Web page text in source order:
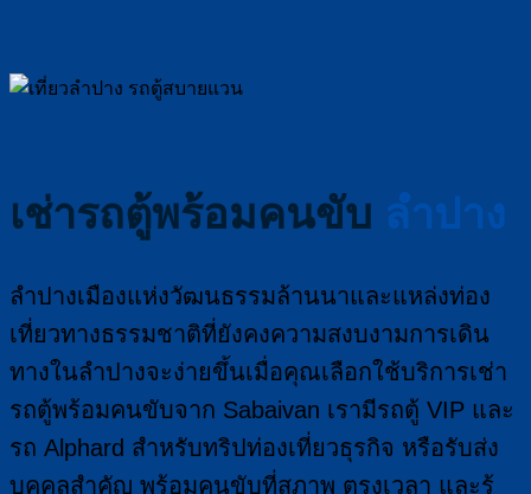
เช่ารถตู้พร้อมคนขับ ลำปาง
ลำปางเมืองแห่งวัฒนธรรมล้านนาและแหล่งท่อง
เที่ยวทางธรรมชาติที่ยังคงความสงบงามการเดิน
ทางในลำปางจะง่ายขึ้นเมื่อคุณเลือกใช้บริการเช่า
รถตู้พร้อมคนขับจาก Sabaivan เรามีรถตู้ VIP และ
รถ Alphard สำหรับทริปท่องเที่ยวธุรกิจ หรือรับส่ง
บุคคลสำคัญ พร้อมคนขับที่สุภาพ ตรงเวลา และรู้